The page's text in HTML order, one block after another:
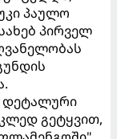
პაულო
პირველ
დეტალური
გეტყვით,